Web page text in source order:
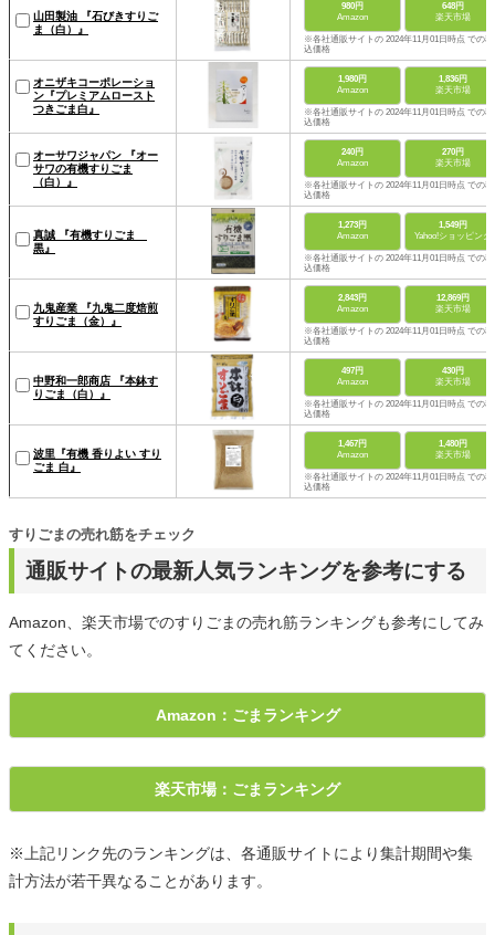
山田製油 『石びきすりご
ま（白）』
980円
Amazon
648円
楽天市場
※各社通販サイトの 2024年11月01日時点 での税
込価格
オニザキコーポレーショ
ン『プレミアムロースト
つきごま白』
1,980円
Amazon
1,836円
楽天市場
※各社通販サイトの 2024年11月01日時点 での税
込価格
オーサワジャパン 『オー
サワの有機すりごま
（白）』
240円
Amazon
270円
楽天市場
※各社通販サイトの 2024年11月01日時点 での税
込価格
真誠 『有機すりごま
黒』
1,273円
Amazon
1,549円
Yahoo!ショッピング
※各社通販サイトの 2024年11月01日時点 での税
込価格
九鬼産業 『九鬼二度焙煎
すりごま（金）』
2,843円
Amazon
12,869円
楽天市場
※各社通販サイトの 2024年11月01日時点 での税
込価格
中野和一郎商店 『本鉢す
りごま（白）』
497円
Amazon
430円
楽天市場
※各社通販サイトの 2024年11月01日時点 での税
込価格
波里『有機 香りよい すり
ごま 白』
1,467円
Amazon
1,480円
楽天市場
※各社通販サイトの 2024年11月01日時点 での税
込価格
通販サイトの最新人気ランキングを参考にする
すりごまの売れ筋をチェック
Amazon、楽天市場でのすりごまの売れ筋ランキングも参考にしてみ
てください。
Amazon：ごまランキング
楽天市場：ごまランキング
※上記リンク先のランキングは、各通販サイトにより集計期間や集
計方法が若干異なることがあります。